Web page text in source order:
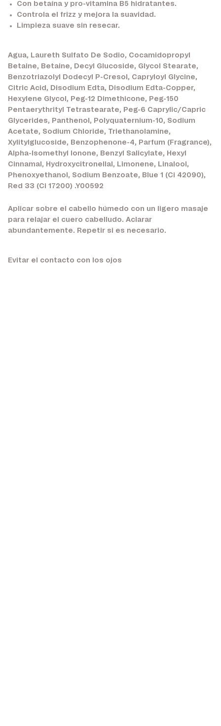
Con betaína y pro-vitamina B5 hidratantes.
Controla el frizz y mejora la suavidad.
Limpieza suave sin resecar.
Agua, Laureth Sulfato De Sodio, Cocamidopropyl
Betaine, Betaine, Decyl Glucoside, Glycol Stearate,
Benzotriazolyl Dodecyl P-Cresol, Capryloyl Glycine,
Citric Acid, Disodium Edta, Disodium Edta-Copper,
Hexylene Glycol, Peg-12 Dimethicone, Peg-150
Pentaerythrityl Tetrastearate, Peg-6 Caprylic/Capric
Glycerides, Panthenol, Polyquaternium-10, Sodium
Acetate, Sodium Chloride, Triethanolamine,
Xylitylglucoside, Benzophenone-4, Parfum (Fragrance),
Alpha-Isomethyl Ionone, Benzyl Salicylate, Hexyl
Cinnamal, Hydroxycitronellal, Limonene, Linalool,
Phenoxyethanol, Sodium Benzoate, Blue 1 (Ci 42090),
Red 33 (Ci 17200) .Y00592
Aplicar sobre el cabello húmedo con un ligero masaje
para relajar el cuero cabelludo. Aclarar
abundantemente. Repetir si es necesario.
Evitar el contacto con los ojos